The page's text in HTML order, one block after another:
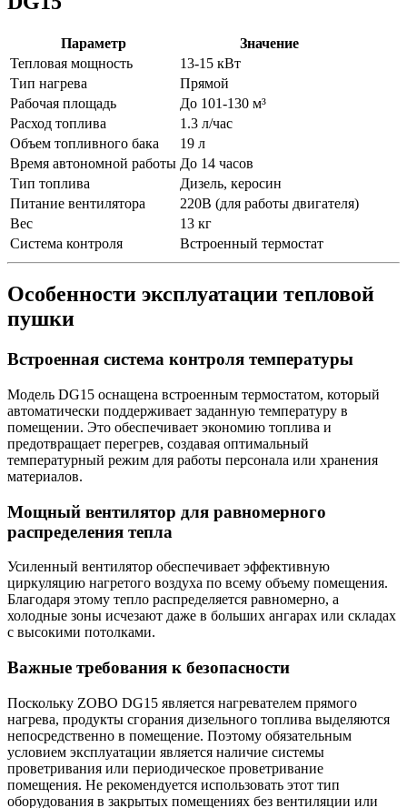
Параметр
Значение
Тепловая мощность
13-15 кВт
Тип нагрева
Прямой
Рабочая площадь
До 101-130 м³
Расход топлива
1.3 л/час
Объем топливного бака
19 л
Время автономной работы До 14 часов
Тип топлива
Дизель, керосин
Питание вентилятора
220В (для работы двигателя)
Вес
13 кг
Система контроля
Встроенный термостат
Особенности эксплуатации тепловой
пушки
Встроенная система контроля температуры
Модель DG15 оснащена встроенным термостатом, который
автоматически поддерживает заданную температуру в
помещении. Это обеспечивает экономию топлива и
предотвращает перегрев, создавая оптимальный
температурный режим для работы персонала или хранения
материалов.
Мощный вентилятор для равномерного
распределения тепла
Усиленный вентилятор обеспечивает эффективную
циркуляцию нагретого воздуха по всему объему помещения.
Благодаря этому тепло распределяется равномерно, а
холодные зоны исчезают даже в больших ангарах или складах
с высокими потолками.
Важные требования к безопасности
Поскольку ZOBO DG15 является нагревателем прямого
нагрева, продукты сгорания дизельного топлива выделяются
непосредственно в помещение. Поэтому обязательным
условием эксплуатации является наличие системы
проветривания или периодическое проветривание
помещения. Не рекомендуется использовать этот тип
оборудования в закрытых помещениях без вентиляции или